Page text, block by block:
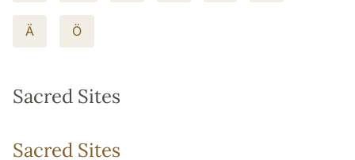
Ä Ö
Sacred Sites
Sacred Sites